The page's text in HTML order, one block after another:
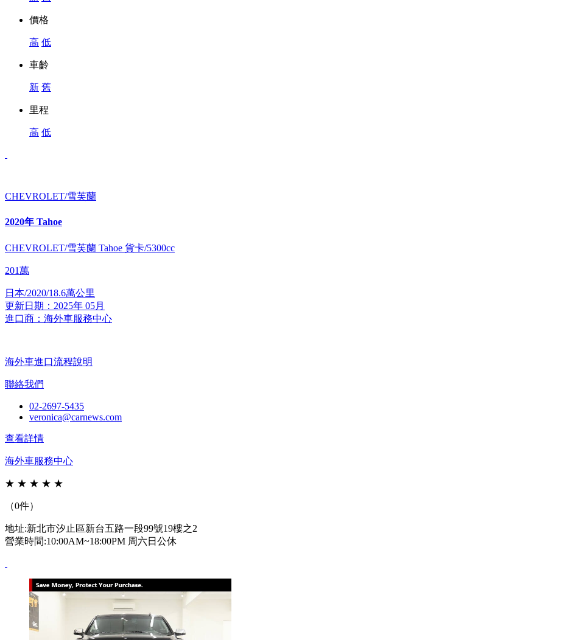
價格
高 低
車齡
新 舊
里程
高 低
CHEVROLET/雪芙蘭
2020年 Tahoe
CHEVROLET/雪芙蘭 Tahoe 貨卡/5300cc
201萬
日本/2020/18.6萬公里
更新日期：2025年 05月
進口商：海外車服務中心
海外車進口流程說明
聯絡我們
02-2697-5435
veronica@carnews.com
查看詳情
海外車服務中心
★ ★ ★ ★ ★
（0件）
地址:新北市汐止區新台五路一段99號19樓之2
營業時間:10:00AM~18:00PM 周六日公休